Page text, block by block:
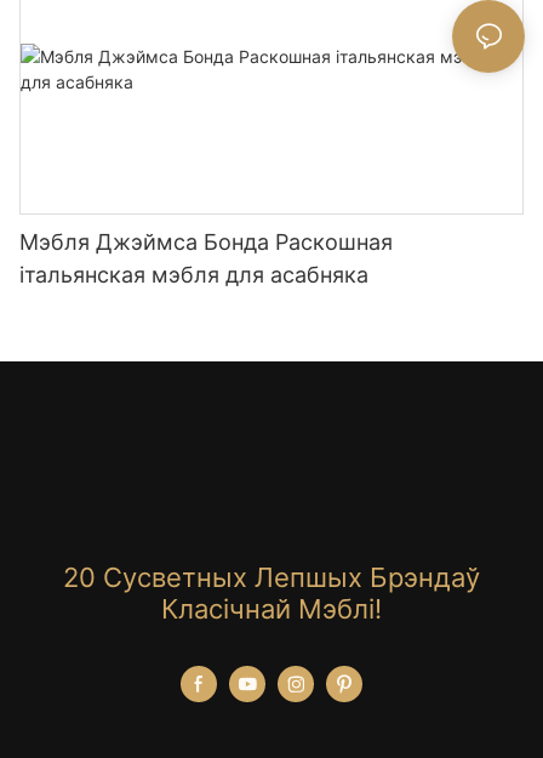
Мэбля Джэймса Бонда Раскошная
італьянская мэбля для асабняка
20 Сусветных Лепшых Брэндаў
Класічнай Мэблі!